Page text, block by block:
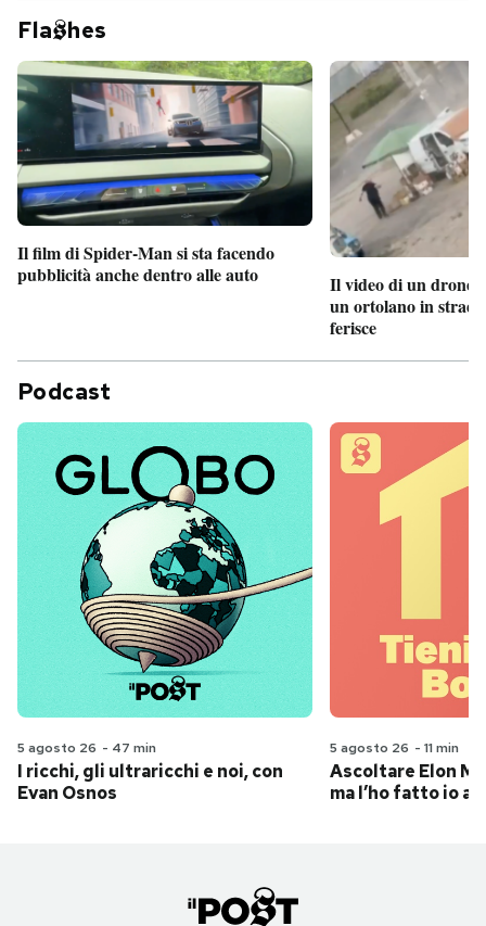
Fla hes
Il film di Spider-Man si sta facendo
pubblicità anche dentro alle auto
Il video di un drone
un ortolano in
ferisce
Podcast
5 agosto 26 - 47 min
I ricchi, gli ultraricchi e noi, con
Evan Osnos
5 agosto 26 - 11 min
Ascoltare Elon
ma l’ho fatto io